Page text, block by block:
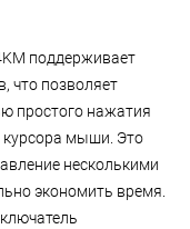
поддерживает
что позволяет
простого нажатия
курсора мыши. Это
несколькими
экономить время.